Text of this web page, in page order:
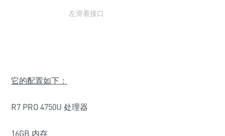
左滑看接口
它的配置如下：
R7 PRO 4750U 处理器
16GB 内存